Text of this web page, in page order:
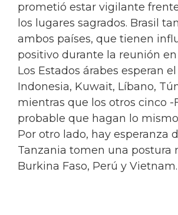
prometió estar vigilante
los lugares sagrados. Brasil
ambos países, que tienen
positivo durante la reunión
Los Estados árabes esperan
Indonesia, Kuwait, Líbano,
mientras que los otros cinco
probable que hagan lo
Por otro lado, hay esperanza
Tanzania tomen una postura
Burkina Faso, Perú y Vietnam.